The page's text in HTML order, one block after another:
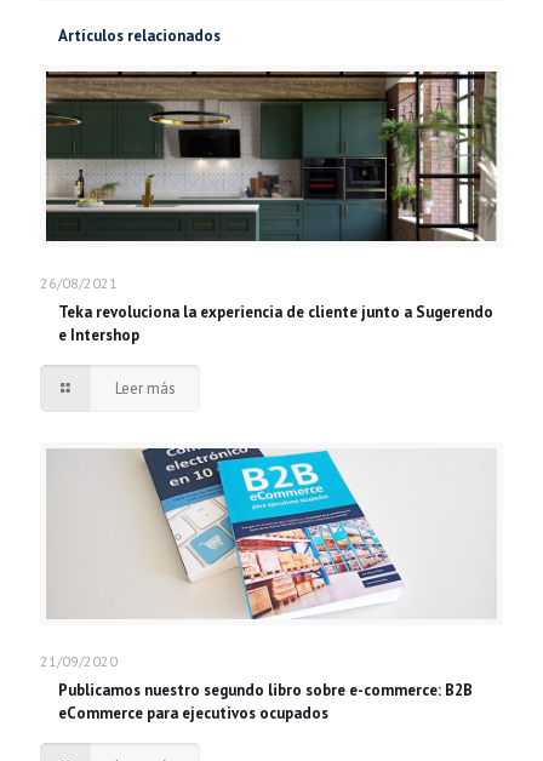
Artículos relacionados
26/08/2021
Teka revoluciona la experiencia de cliente junto a Sugerendo
e Intershop
Leer más
21/09/2020
Publicamos nuestro segundo libro sobre e-commerce: B2B
eCommerce para ejecutivos ocupados